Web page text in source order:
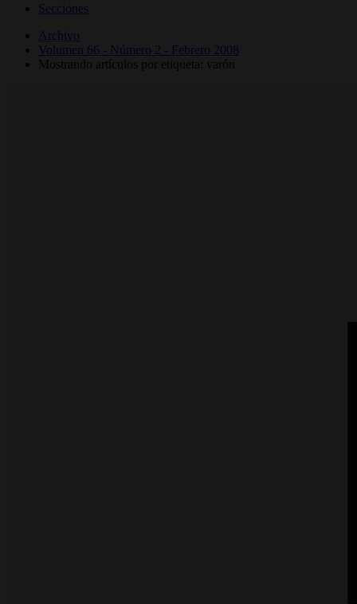
Secciones
Archivo
Volumen 66 - Número 2 - Febrero 2008
Mostrando artículos por etiqueta: varón